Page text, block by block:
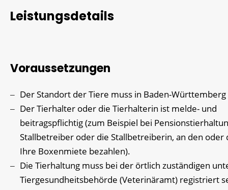
Leistungsdetails
Voraussetzungen
Der Standort der Tiere muss in Baden-Württemberg
Der Tierhalter oder die Tierhalterin ist melde- und
beitragspflichtig(zum Beispiel bei
Stallbetreiber oder die Stallbetreiberin, an den oder
Ihre Boxenmiete bezahlen).
Die Tierhaltung muss bei der örtlich zuständigen
Tiergesundheitsbehörde (Veterinäramt) registriert